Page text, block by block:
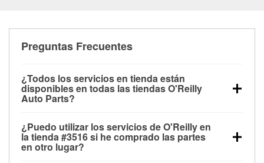
Preguntas Frecuentes
¿Todos los servicios en tienda están
disponibles en todas las tiendas O'Reilly
Auto Parts?
las pruebas de batería, pruebas de alternador y
motor de arranque, revisión de la luz “Check Engine”
con O'Reilly VeriScan® e instalación de
¿Puedo utilizar los servicios de O'Reilly en
la tienda #3516 si he comprado las partes
en otro lugar?